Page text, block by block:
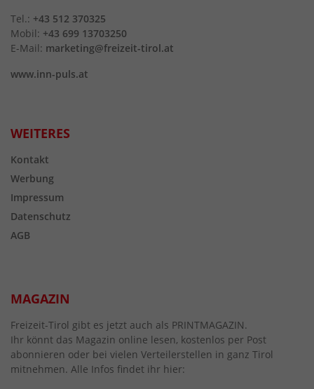
Tel.: +43 512 370325
Mobil: +43 699 13703250
E-Mail: marketing@freizeit-tirol.at
www.inn-puls.at
WEITERES
Kontakt
Werbung
Impressum
Datenschutz
AGB
MAGAZIN
Freizeit-Tirol gibt es jetzt auch als PRINTMAGAZIN.
Ihr könnt das Magazin online lesen, kostenlos per Post
abonnieren oder bei vielen Verteilerstellen in ganz Tirol
mitnehmen. Alle Infos findet ihr hier: